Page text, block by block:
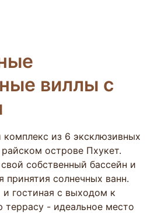
виллы с
из 6 эксклюзивных
острове Пхукет.
собственный бассейн и
солнечных ванн.
гостиная с выходом к
террасу - идеальное место